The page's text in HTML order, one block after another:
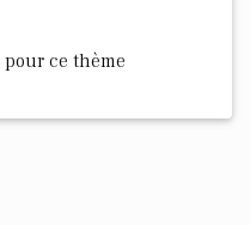
pour ce thème